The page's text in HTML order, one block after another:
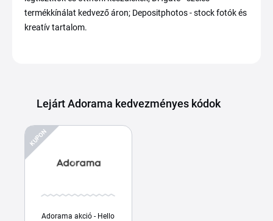
termékkínálat kedvező áron; Depositphotos - stock fotók és
kreatív tartalom.
Lejárt Adorama kedvezményes kódok
KUPON
Adorama akció - Hello